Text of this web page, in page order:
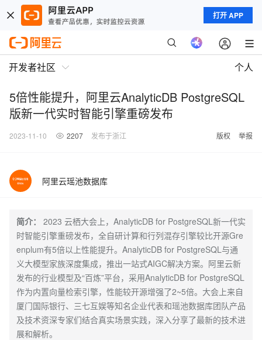
打开 APP
开发者社区 个人
5倍性能提升，阿里云AnalyticDB PostgreSQL
版新一代实时智能引擎重磅发布
2023-11-10 2207 发布于浙江 版权 举报
阿里云瑶池数据库
简介：
2023 云栖大会上，AnalyticDB for PostgreSQL新一代实
时智能引擎重磅发布，全自研计算和行列混存引擎较比开源Gre
enplum有5倍以上性能提升。AnalyticDB for PostgreSQL与通
义大模型家族深度集成，推出一站式AIGC解决方案。阿里云新
发布的行业模型及“百炼”平台，采用AnalyticDB for PostgreSQL
作为内置向量检索引擎，性能较开源增强了2~5倍。大会上来自
厦门国际银行、三七互娱等知名企业代表和瑶池数据库团队产品
及技术资深专家们结合真实场景实践，深入分享了最新的技术进
展和解析。